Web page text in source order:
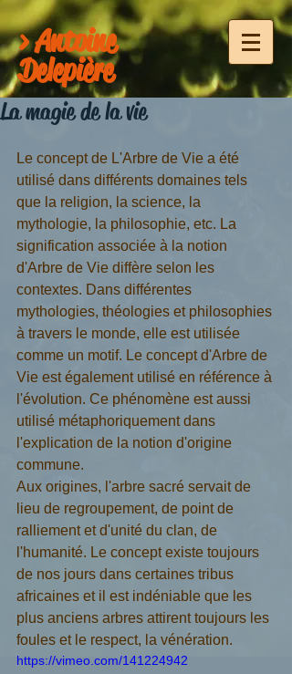
> Antoine
Delepière
La magie de la vie
Le concept de L'Arbre de Vie a été
utilisé dans différents domaines tels
que la religion, la science, la
mythologie, la philosophie, etc. La
signification associée à la notion
d'Arbre de Vie diffère selon les
contextes. Dans différentes
mythologies, théologies et philosophies
à travers le monde, elle est utilisée
comme un motif. Le concept d'Arbre de
Vie est également utilisé en référence à
l'évolution. Ce phénomène est aussi
utilisé métaphoriquement dans
l'explication de la notion d'origine
commune.
Aux origines, l'arbre sacré servait de
lieu de regroupement, de point de
ralliement et d'unité du clan, de
l'humanité. Le concept existe toujours
de nos jours dans certaines tribus
africaines et il est indéniable que les
plus anciens arbres attirent toujours les
foules et le respect, la vénération.
https://vimeo.com/141224942